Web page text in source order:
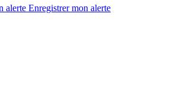
alerte Enregistrermon alerte